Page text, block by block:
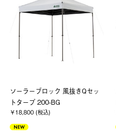
ソーラーブロック 風抜きQセッ
トタープ 200-BG
￥18,800 (税込)
NEW